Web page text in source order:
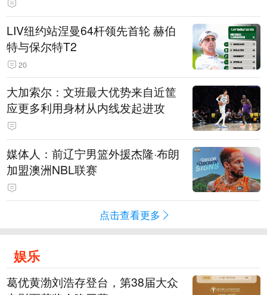
LIV纽约站涅曼64杆领先首轮 赫伯
特与保尔特T2
20
大加索尔：文班最大优势来自近筐
应更多利用身材从内线发起进攻
媒体人：前辽宁男篮外援杰隆·布朗
加盟澳洲NBL联赛
点击查看更多
娱乐
葛优黄渤刘浩存登台，第38届大众